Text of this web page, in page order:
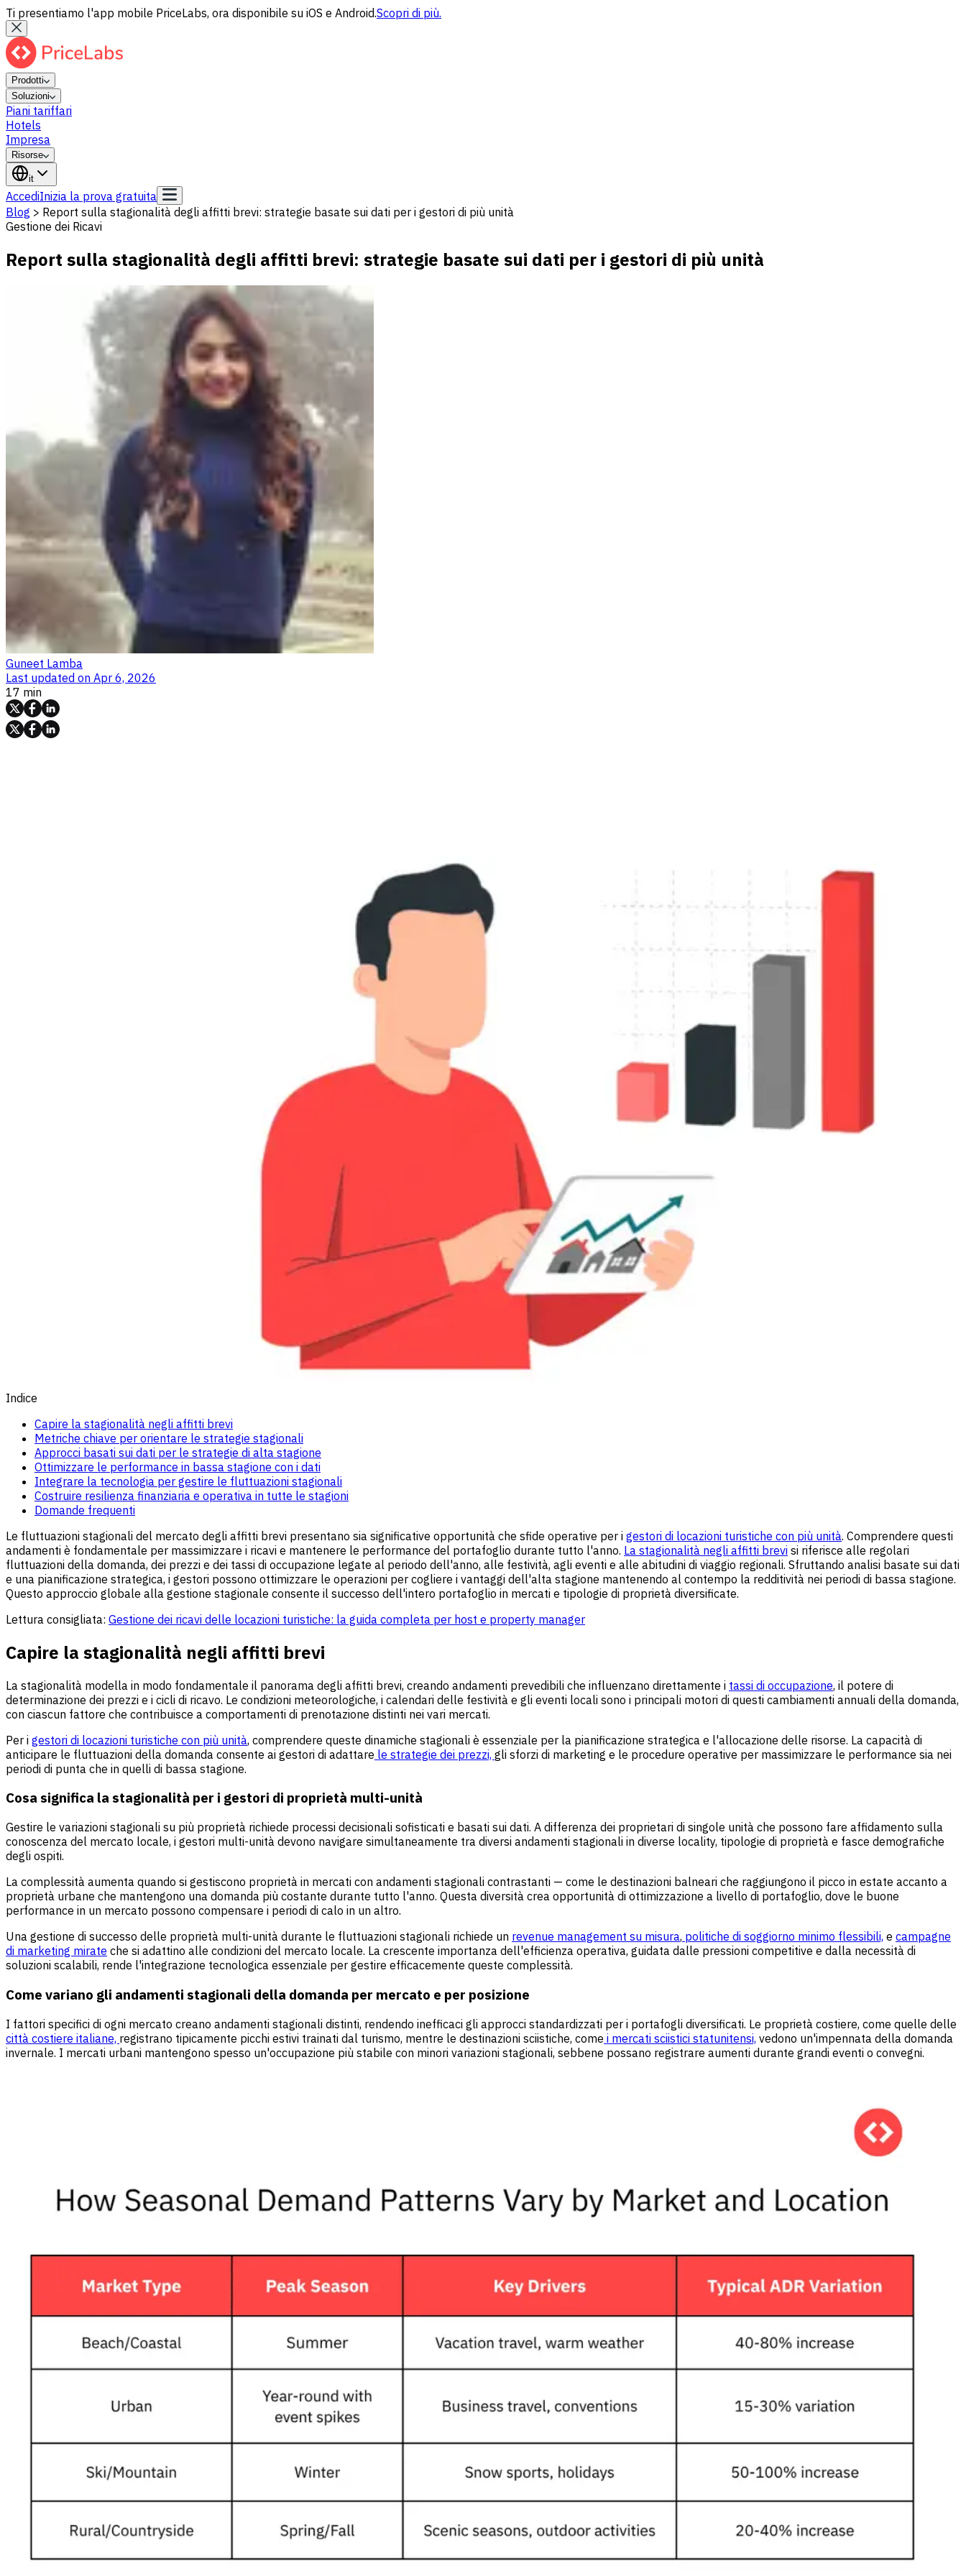
Ti presentiamo l'app mobile PriceLabs, ora disponibile su iOS e Android.Scopri di più.
Prodotti
Soluzioni
Piani tariffari
Hotels
Impresa
Risorse
it
AccediInizia la prova gratuita
Blog > Report sulla stagionalità degli affitti brevi: strategie basate sui dati per i gestori di più unità
Gestione dei Ricavi
Report sulla stagionalità degli affitti brevi: strategie basate sui dati per i gestori di più unità
Guneet Lamba
Last updated on Apr 6, 2026
17 min
Indice
Capire la stagionalità negli affitti brevi
Metriche chiave per orientare le strategie stagionali
Approcci basati sui dati per le strategie di alta stagione
Ottimizzare le performance in bassa stagione con i dati
Integrare la tecnologia per gestire le fluttuazioni stagionali
Costruire resilienza finanziaria e operativa in tutte le stagioni
Domande frequenti
Le fluttuazioni stagionali del mercato degli affitti brevi presentano sia significative opportunità che sfide operative per i gestori di locazioni turistiche con più unità. Comprendere questi
andamenti è fondamentale per massimizzare i ricavi e mantenere le performance del portafoglio durante tutto l'anno. La stagionalità negli affitti brevi si riferisce alle regolari
fluttuazioni della domanda, dei prezzi e dei tassi di occupazione legate al periodo dell'anno, alle festività, agli eventi e alle abitudini di viaggio regionali. Sfruttando analisi basate sui dati
e una pianificazione strategica, i gestori possono ottimizzare le operazioni per cogliere i vantaggi dell'alta stagione mantenendo al contempo la redditività nei periodi di bassa stagione.
Questo approccio globale alla gestione stagionale consente il successo dell'intero portafoglio in mercati e tipologie di proprietà diversificate.
Lettura consigliata: Gestione dei ricavi delle locazioni turistiche: la guida completa per host e property manager
Capire la stagionalità negli affitti brevi
La stagionalità modella in modo fondamentale il panorama degli affitti brevi, creando andamenti prevedibili che influenzano direttamente i tassi di occupazione, il potere di
determinazione dei prezzi e i cicli di ricavo. Le condizioni meteorologiche, i calendari delle festività e gli eventi locali sono i principali motori di questi cambiamenti annuali della domanda,
con ciascun fattore che contribuisce a comportamenti di prenotazione distinti nei vari mercati.
Per i gestori di locazioni turistiche con più unità, comprendere queste dinamiche stagionali è essenziale per la pianificazione strategica e l'allocazione delle risorse. La capacità di
anticipare le fluttuazioni della domanda consente ai gestori di adattare le strategie dei prezzi, gli sforzi di marketing e le procedure operative per massimizzare le performance sia nei
periodi di punta che in quelli di bassa stagione.
Cosa significa la stagionalità per i gestori di proprietà multi-unità
Gestire le variazioni stagionali su più proprietà richiede processi decisionali sofisticati e basati sui dati. A differenza dei proprietari di singole unità che possono fare affidamento sulla
conoscenza del mercato locale, i gestori multi-unità devono navigare simultaneamente tra diversi andamenti stagionali in diverse locality, tipologie di proprietà e fasce demografiche
degli ospiti.
La complessità aumenta quando si gestiscono proprietà in mercati con andamenti stagionali contrastanti — come le destinazioni balneari che raggiungono il picco in estate accanto a
proprietà urbane che mantengono una domanda più costante durante tutto l'anno. Questa diversità crea opportunità di ottimizzazione a livello di portafoglio, dove le buone
performance in un mercato possono compensare i periodi di calo in un altro.
Una gestione di successo delle proprietà multi-unità durante le fluttuazioni stagionali richiede un revenue management su misura, politiche di soggiorno minimo flessibili, e campagne
di marketing mirate che si adattino alle condizioni del mercato locale. La crescente importanza dell'efficienza operativa, guidata dalle pressioni competitive e dalla necessità di
soluzioni scalabili, rende l'integrazione tecnologica essenziale per gestire efficacemente queste complessità.
Come variano gli andamenti stagionali della domanda per mercato e per posizione
I fattori specifici di ogni mercato creano andamenti stagionali distinti, rendendo inefficaci gli approcci standardizzati per i portafogli diversificati. Le proprietà costiere, come quelle delle
città costiere italiane, registrano tipicamente picchi estivi trainati dal turismo, mentre le destinazioni sciistiche, come i mercati sciistici statunitensi, vedono un'impennata della domanda
invernale. I mercati urbani mantengono spesso un'occupazione più stabile con minori variazioni stagionali, sebbene possano registrare aumenti durante grandi eventi o convegni.